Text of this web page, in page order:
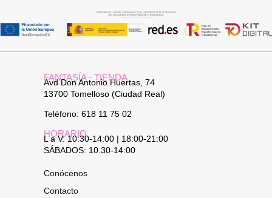
FANTASÍA - TIENDA
Avd Don Antonio Huertas, 74
13700 Tomelloso (Ciudad Real)
Teléfono: 618 11 75 02
HORARIO
L a V: 10:30-14:00 | 18:00-21:00
SÁBADOS: 10.30-14:00
Conócenos
Contacto